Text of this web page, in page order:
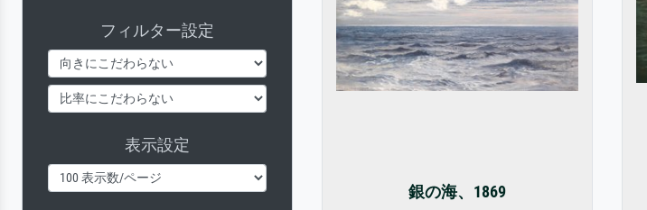
フィルター設定
表示設定
銀の海、1869